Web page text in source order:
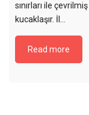
sınırları ile
kucaklaşır. İl…
Read more